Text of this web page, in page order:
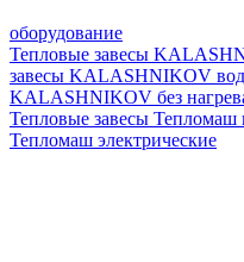
оборудование
Тепловые завесы
завесы KALASHNIKOV
KALASHNIKOV без
Тепловые завесы Тепломаш
Тепломаш электрические